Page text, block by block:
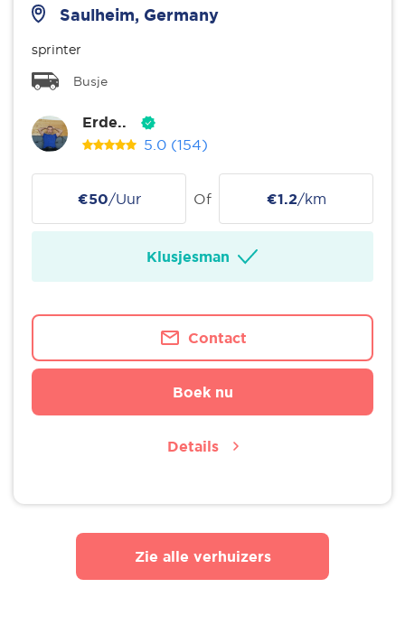
Saulheim, Germany
sprinter
Busje
Erde..
5.0 (154)
€50/Uur Of €1.2/km
Klusjesman
Contact
Boek nu
Details
Zie alle verhuizers